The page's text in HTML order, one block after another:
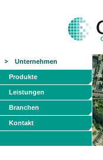
Unternehmen
Produkte
Leistungen
Branchen
Kontakt